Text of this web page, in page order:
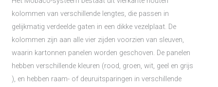
kolommen van verschillende lengtes, die passen in
gelijkmatig verdeelde gaten in een dikke vezelplaat. De
kolommen zijn aan alle vier zijden voorzien van sleuven,
waarin kartonnen panelen worden geschoven. De panelen
hebben verschillende kleuren (rood, groen, wit, geel en grijs
), en hebben raam- of deuruitsparingen in verschillende